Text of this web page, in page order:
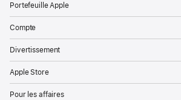
Portefeuille Apple
Compte
Divertissement
Apple Store
Pour les affaires